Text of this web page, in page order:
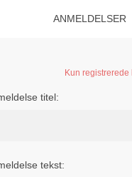
ANMELDELSER
Kun
titel:
tekst: